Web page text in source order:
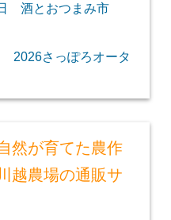
酒とおつまみ市
2026さっぽろオータ
然が育てた農作
越農場の通販サ